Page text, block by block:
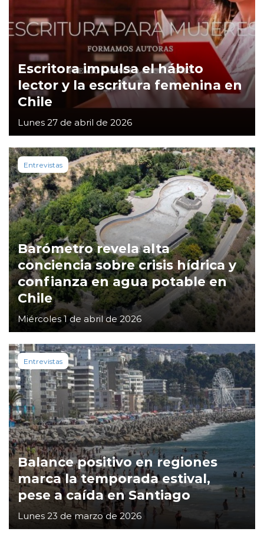
Escritora impulsa el hábito
lector y la escritura femenina en
Chile
Lunes 27 de abril de 2026
Entrevistas
Barómetro revela alta
conciencia sobre crisis hídrica y
confianza en agua potable en
Chile
Miércoles 1 de abril de 2026
Entrevistas
Balance positivo en regiones
marca la temporada estival,
pese a caída en Santiago
Lunes 23 de marzo de 2026